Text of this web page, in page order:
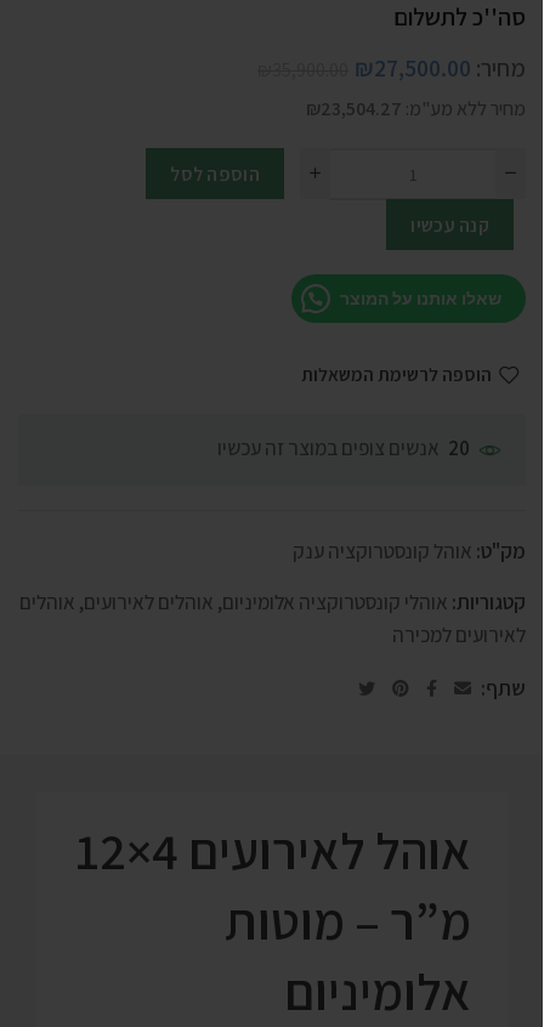
סה''כ לתשלום
מחיר:
₪27,500.00
מחיר ללא מע"מ: ₪23,504.27
הוספה לסל
קנה עכשיו
שאלו אותנו על המוצר
הוספה לרשימת המשאלות
20 אנשים צופים במוצר זה עכשיו
מק"ט: אוהל קונסטרוקציה ענק
קטגוריות: אוהלי קונסטרוקציה אלומיניום, אוהלים לאירועים, אוהלים
לאירועים למכירה
שתף:
אוהל לאירועים 4×12
מ”ר – מוטות
אלומיניום